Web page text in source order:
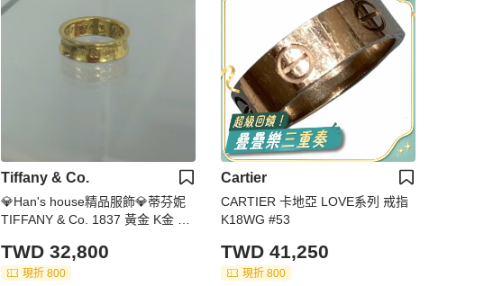
Tiffany & Co.
💎Han's house精品服飾💎蒂芬妮
TIFFANY & Co. 1837 黃金 K金 戒
TWD 32,800
現折 800
Cartier
CARTIER 卡地亞 LOVE系列 戒指
K18WG #53
TWD 41,250
現折 800